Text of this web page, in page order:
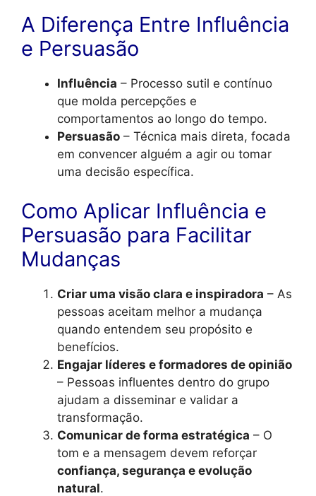
A Diferença Entre Influência
e Persuasão
Influência – Processo sutil e contínuo
que molda percepções e
comportamentos ao longo do tempo.
Persuasão – Técnica mais direta, focada
em convencer alguém a agir ou tomar
uma decisão específica.
Como Aplicar Influência e
Persuasão para Facilitar
Mudanças
Criar uma visão clara e inspiradora – As
pessoas aceitam melhor a mudança
quando entendem seu propósito e
benefícios.
Engajar líderes e formadores de opinião
– Pessoas influentes dentro do grupo
ajudam a disseminar e validar a
transformação.
Comunicar de forma estratégica – O
tom e a mensagem devem reforçar
confiança, segurança e evolução
natural.